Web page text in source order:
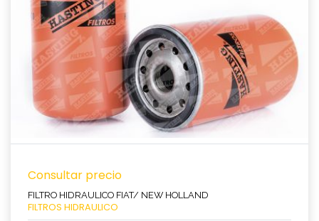
Ver producto
Consultar precio
FILTRO HIDRAULICO FIAT/ NEW HOLLAND
FILTROS HIDRAULICO